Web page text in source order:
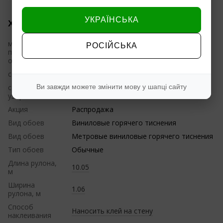
Характеристики
материал
покрытия
обоев
состояние
совмещение
узора
Совмещение со сдвигом
Акция
Распродажа
Вид обоев
Виниловые горячего тиснения
Вид обоев
Метровые виниловые горячего тиснения
Тип обоев
Обычные
Длина рулона,
м
10.05
Ширина
рулона, м
1.06
Способ
наклеивания
Наносить клей на стену
УКРАЇНСЬКА
РОСІЙСЬКА
Ви завжди можете змінити мову у шапці сайту